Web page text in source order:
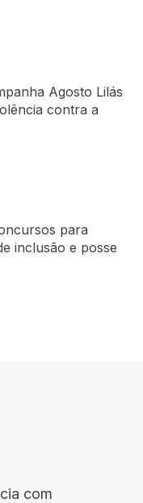
Agosto Lilás
contra a
para
inclusão e posse
com